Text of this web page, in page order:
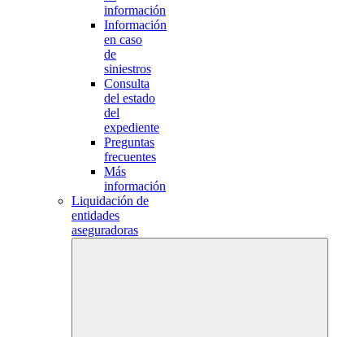
información
Información
en caso
de
siniestros
Consulta
del estado
del
expediente
Preguntas
frecuentes
Más
información
Liquidación de
entidades
aseguradoras